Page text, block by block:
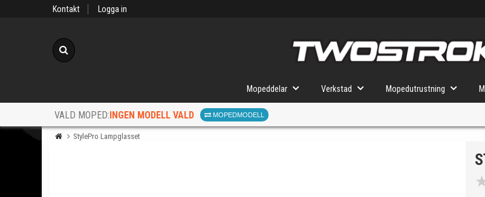
Kontakt Logga in
Mopeddelar Verkstad Mopedutrustning
VALD MOPED:INGEN MODELL VALD MOPEDMODELL
FÖR RÄTT
StylePro Lampglasset